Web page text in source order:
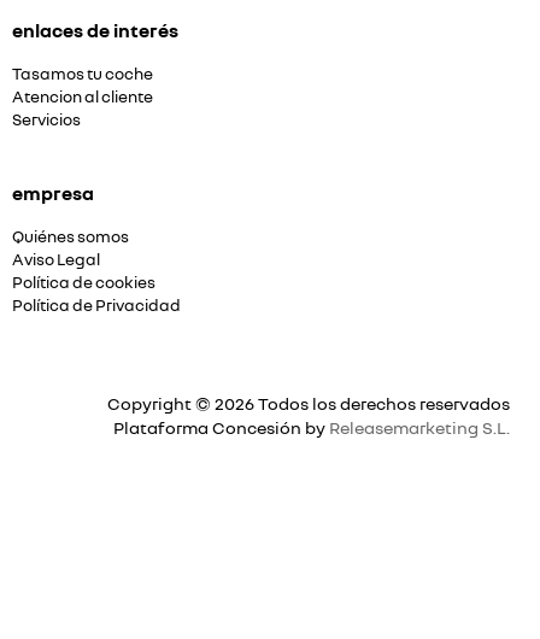
enlaces de interés
Tasamos tu coche
Atencion al cliente
Servicios
empresa
Quiénes somos
Aviso Legal
Política de cookies
Política de Privacidad
Copyright © 2026 Todos los derechos reservados
Plataforma Concesión by Releasemarketing S.L.